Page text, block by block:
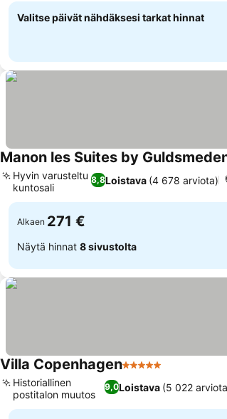
Valitse päivät nähdäksesi tarkat hinnat
Manon les Suites by
8,8Loistava (4 678 arviota)
Hyvin varusteltu
kuntosali
Alkaen 271 €
Näytä hinnat 8 sivustolta
Villa Copenhagen5 Tähtiluokitus
9,0Loistava (5 022
Historiallinen
postitalon muutos